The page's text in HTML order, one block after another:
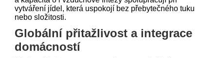
vytváření jídel, která uspokojí bez přebytečného tuku
nebo složitosti.
Globální přitažlivost a integrace
domácností